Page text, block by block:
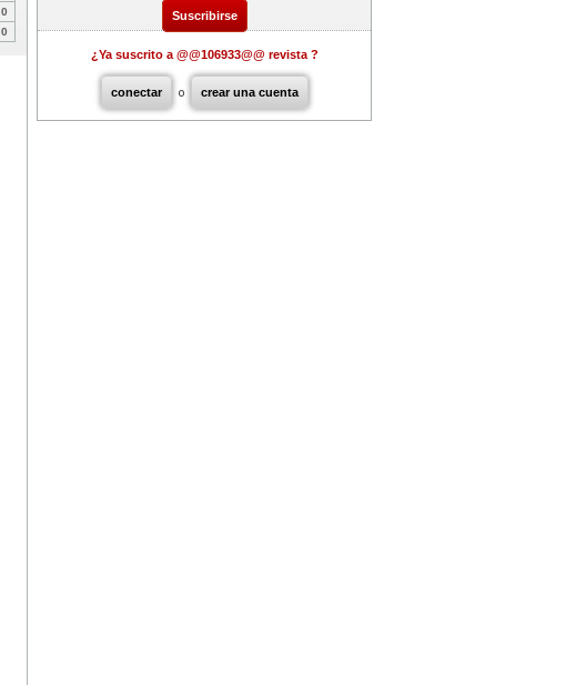
0
0
Suscribirse
¿Ya suscrito a @@106933@@ revista ?
conectar o crear una cuenta